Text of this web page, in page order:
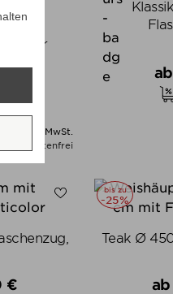
mit
€
inkl. ges. MwSt.
ab
€
bis zu
-25%
Teak Ø
ab